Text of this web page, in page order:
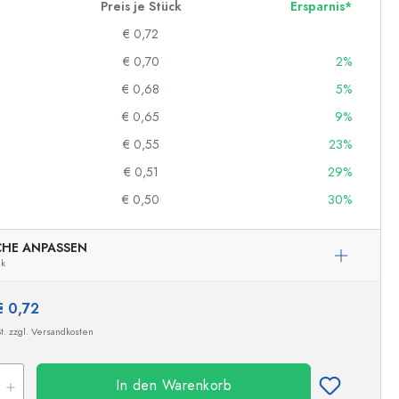
Preis je Stück
Ersparnis*
€ 0,72
€ 0,70
2%
€ 0,68
5%
€ 0,65
9%
€ 0,55
23%
€ 0,51
29%
€ 0,50 30%
ANPASSEN
0,72
zzgl. Versandkosten
In den Warenkorb